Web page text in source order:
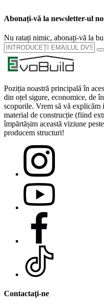
Abonați-vă la newsletter-ul
Nu ratați nimic, abonați-vă la
Poziția noastră principală în
din oțel sigure, economice, de
scopurile. Vrem să vă explicăm
material de construcție (fiind
împărtășim această viziune
producem structuri!
Contactaţi-ne